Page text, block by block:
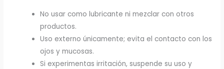
No usar como lubricante ni mezclar con otros
productos.
Uso externo únicamente; evita el contacto con los
ojos y mucosas.
Si experimentas irritación, suspende su uso y